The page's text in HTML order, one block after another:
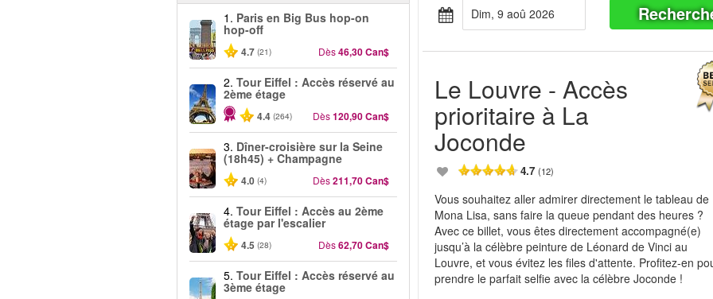
1. Paris en Big Bus hop-on
hop-off
4.7 (21) Dès46,30 Can$
2. Tour Eiffel : Accès réservé au
2ème étage
4.4 (264) Dès120,90 Can$
3. Dîner-croisière sur la Seine
(18h45) + Champagne
4.0 (4) Dès211,70 Can$
4. Tour Eiffel : Accès au 2ème
étage par l'escalier
4.5 (28) Dès62,70 Can$
5. Tour Eiffel : Accès réservé au
3ème étage
dim, 9 aoû 2026
Le Louvre - Accès
prioritaire à La
Joconde
4.7(12)
Vous souhaitez aller admirer directement le tableau de
Mona Lisa, sans faire la queue pendant des heures ?
Avec ce billet, vous êtes directement accompagné(e)
jusqu’à la célèbre peinture de Léonard de Vinci au
Louvre, et vous évitez les files d'attente. Profitez-en
prendre le parfait selfie avec la célèbre Joconde !